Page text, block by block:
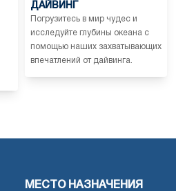
ДАЙВИНГ
Погрузитесь в мир чудес и
исследуйте глубины океана с
помощью наших захватывающих
впечатлений от дайвинга.
МЕСТО НАЗНАЧЕНИЯ